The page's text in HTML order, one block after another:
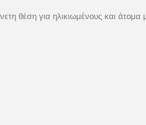
θέση για ηλικιωμένους και άτομα